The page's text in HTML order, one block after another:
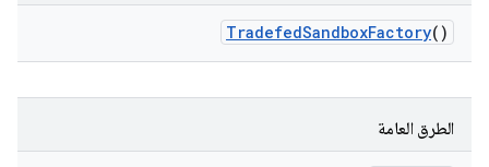
TradefedSandboxFactory()
الطرق العامة